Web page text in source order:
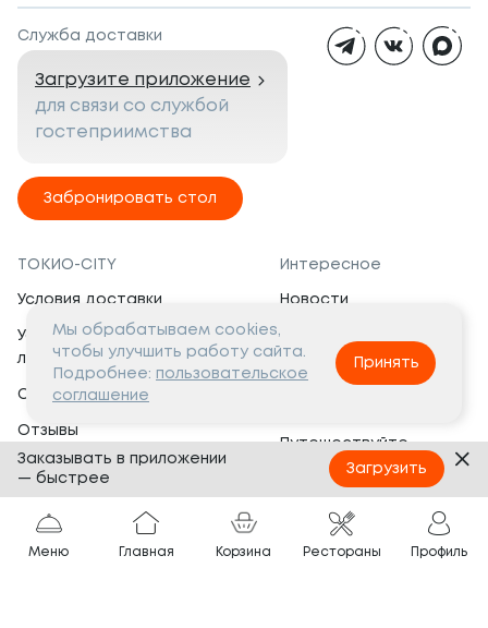
Служба доставки
Загрузите приложение
для связи со службой
гостеприимства
Забронировать стол
ТОКИО-CITY
Условия доставки
Условия программы
лояльности
Сертификаты
Отзывы
Банкеты
Вопросы и ответы
Интересное
Новости
Вакансии
Социальная жизнь
Путешествуйте
с ТОКИО-CITY
Партнёрам
Франшиза
Меню Главная Корзина Рестораны Профиль
Мы обрабатываем cookies,
чтобы улучшить работу сайта.
Подробнее: пользовательское
соглашение
Принять
Заказывать в приложении
— быстрее
Загрузить